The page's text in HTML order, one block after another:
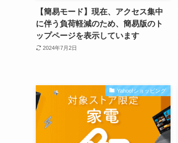
【簡易モード】現在、アクセス集中
に伴う負荷軽減のため、簡易版のト
ップページを表示しています
2024年7月2日
Yahoo!ショッピング